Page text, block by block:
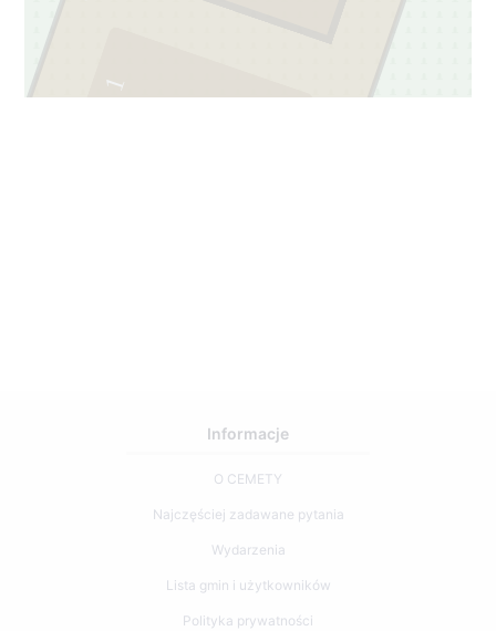
1
Informacje
O CEMETY
Najczęściej zadawane pytania
Wydarzenia
Lista gmin i użytkowników
Polityka prywatności